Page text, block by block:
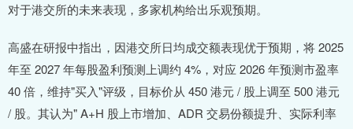
对于港交所的未来表现，多家机构给出乐观预期。
高盛在研报中指出，因港交所日均成交额表现优于预期，将 2025
年至 2027 年每股盈利预测上调约 4%，对应 2026 年预测市盈率
40 倍，维持"买入"评级，目标价从 450 港元 / 股上调至 500 港元
/ 股。其认为" A+H 股上市增加、ADR 交易份额提升、实际利率